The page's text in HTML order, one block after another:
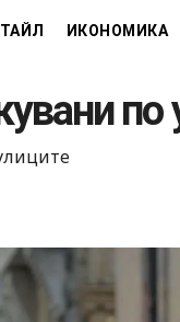
ИКОНОМИКА
по